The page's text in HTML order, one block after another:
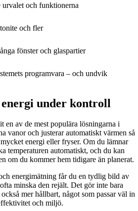
och funktionerna
och fler
fönster och glaspartier
programvara – och undvik
under kontroll
en av de mest populära lösningarna i
vanor och justerar automatiskt värmen så
energi eller fryser. Om du lämnar
temperaturen automatiskt, och du kan
om du kommer hem tidigare än planerat.
energimätning får du en tydlig bild av
minska den rejält. Det gör inte bara
mer hållbart, något som passar väl in
och miljö.